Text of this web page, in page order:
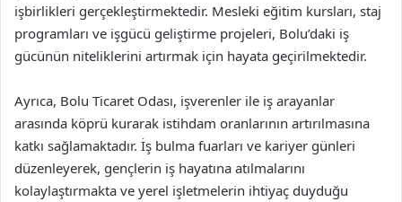
işbirlikleri gerçekleştirmektedir. Mesleki eğitim kursları, staj
programları ve işgücü geliştirme projeleri, Bolu’daki iş
gücünün niteliklerini artırmak için hayata geçirilmektedir.
Ayrıca, Bolu Ticaret Odası, işverenler ile iş arayanlar
arasında köprü kurarak istihdam oranlarının artırılmasına
katkı sağlamaktadır. İş bulma fuarları ve kariyer günleri
düzenleyerek, gençlerin iş hayatına atılmalarını
kolaylaştırmakta ve yerel işletmelerin ihtiyaç duyduğu